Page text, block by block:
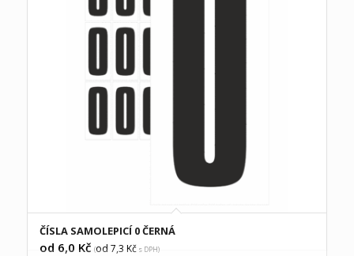
ČÍSLA SAMOLEPICÍ 0 ČERNÁ
od 6,0 Kč (od 7,3 Kčs DPH)